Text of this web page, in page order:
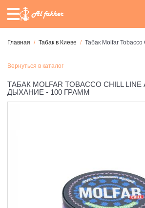
Главная Табак в Киеве Табак Molfar
Вернуться в каталог
ТАБАК MOLFAR TOBACCO CHILL
ДЫХАНИЕ - 100 ГРАММ